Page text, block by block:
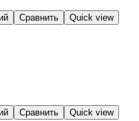
Сравнить Quick view
Сравнить Quick view